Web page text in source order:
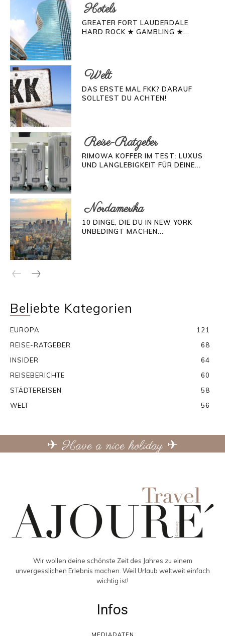
Hotels
GREATER FORT LAUDERDALE
HARD ROCK ★ GAMBLING ★...
Welt
DAS ERSTE MAL FKK? DARAUF
SOLLTEST DU ACHTEN!
Reise-Ratgeber
RIMOWA KOFFER IM TEST: LUXUS
UND LANGLEBIGKEIT FÜR DEINE...
Nordamerika
10 DINGE, DIE DU IN NEW YORK
UNBEDINGT MACHEN...
Beliebte Kategorien
EUROPA
121
REISE-RATGEBER
68
INSIDER
64
REISEBERICHTE
60
STÄDTEREISEN
58
WELT
56
✈ Have a nice holiday ✈
Wir wollen deine schönste Zeit des Jahres zu einem
unvergesslichen Erlebnis machen. Weil Urlaub weltweit einfach
wichtig ist!
Infos
MEDIADATEN